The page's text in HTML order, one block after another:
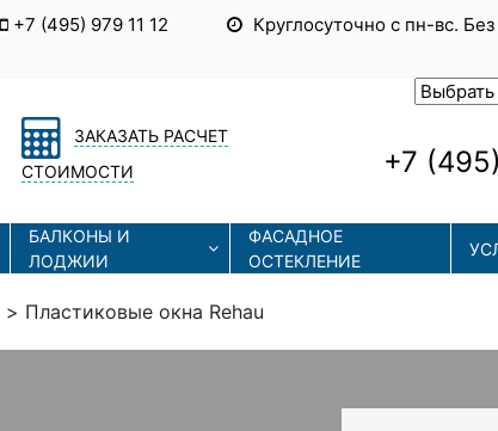
+7 (495) 979 11 12
Круглосуточно с пн-вс.
ЗАКАЗАТЬ РАСЧЕТ
СТОИМОСТИ
+7
БАЛКОНЫ И
ЛОДЖИИ
ФАСАДНОЕ
ОСТЕКЛЕНИЕ
> Пластиковые окна Rehau